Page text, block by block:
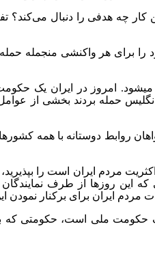
چه هدفی را دنبال می‌کند؟
هر واکنشی منجمله حمله
میشود. امروز در ایران یک
حمله بردند بخشی از
دوستانه با همه کشورهای
مردم ایران است را
که این روزها از طرف
مردم ایران برای برکنار نمودن
حکومت ملی است، حکومتی که